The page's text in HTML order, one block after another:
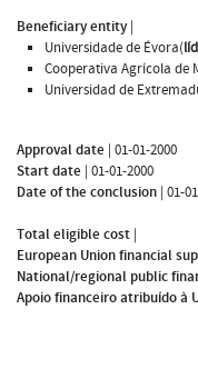
Beneficiary entity|
Universidade de Évora(
Cooperativa Agrícola de
Universidad de
Approval date | 01-01-2000
Start date | 01-01-2000
Date of the conclusion | 01-
Total eligible cost |
European Union financial
National/regional public
Apoio financeiro atribuído à